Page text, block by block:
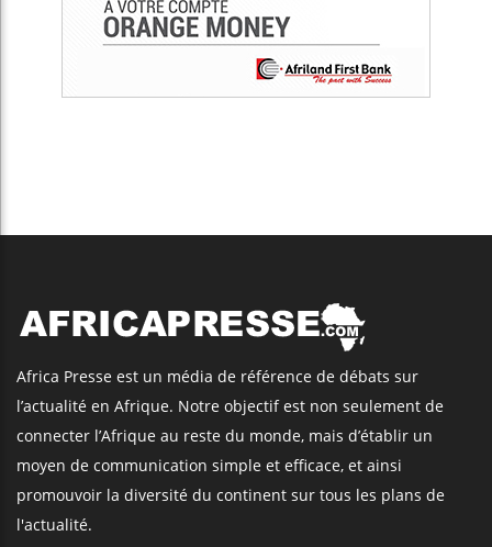
Africa Presse est un média de référence de débats sur
l’actualité en Afrique. Notre objectif est non seulement de
connecter l’Afrique au reste du monde, mais d’établir un
moyen de communication simple et efficace, et ainsi
promouvoir la diversité du continent sur tous les plans de
l'actualité.